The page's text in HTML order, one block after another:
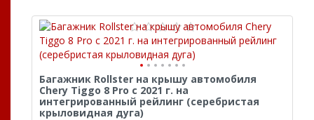
Багажник Rollster на крышу автомобиля
Chery Tiggo 8 Pro с 2021 г. на
интегрированный рейлинг (серебристая
крыловидная дуга)